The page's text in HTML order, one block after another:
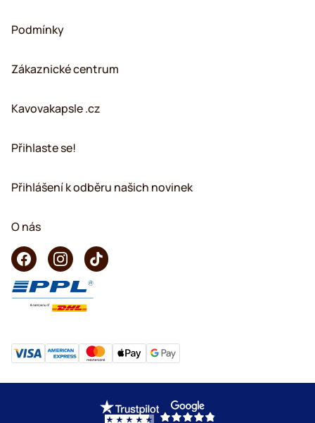
Podmínky
Zákaznické centrum
Kavovakapsle .cz
Přihlaste se!
Přihlášení k odběru našich novinek
O nás